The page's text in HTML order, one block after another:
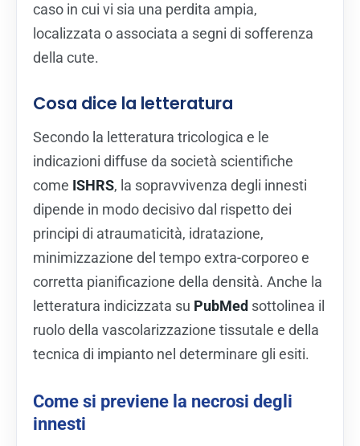
caso in cui vi sia una perdita ampia,
localizzata o associata a segni di sofferenza
della cute.
Cosa dice la letteratura
Secondo la letteratura tricologica e le
indicazioni diffuse da società scientifiche
come ISHRS, la sopravvivenza degli innesti
dipende in modo decisivo dal rispetto dei
principi di atraumaticità, idratazione,
minimizzazione del tempo extra-corporeo e
corretta pianificazione della densità. Anche la
letteratura indicizzata su PubMed sottolinea il
ruolo della vascolarizzazione tissutale e della
tecnica di impianto nel determinare gli esiti.
Come si previene la necrosi degli
innesti